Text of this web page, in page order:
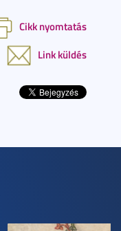
Cikk nyomtatás
Link küldés